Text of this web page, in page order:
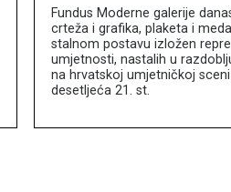
Fundus Moderne galerije
crteža i grafika, plaketa i
stalnom postavu izložen
umjetnosti, nastalih u
na hrvatskoj umjetničkoj
desetljeća 21. st.